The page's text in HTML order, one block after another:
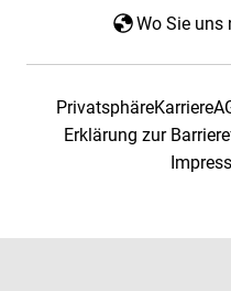
Wo Sie uns
PrivatsphäreKarriere
Erklärung zur